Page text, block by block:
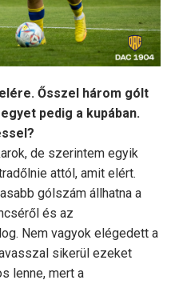
Ősszel három gólt
pedig a kupában.
de szerintem egyik
attól, amit elért.
gólszám állhatna a
és az
Nem vagyok elégedett a
sikerül ezeket
lenne, mert a